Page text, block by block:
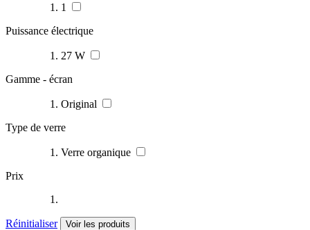
1
Puissance électrique
27 W
Gamme - écran
Original
Type de verre
Verre organique
Prix
Réinitialiser Voir les produits